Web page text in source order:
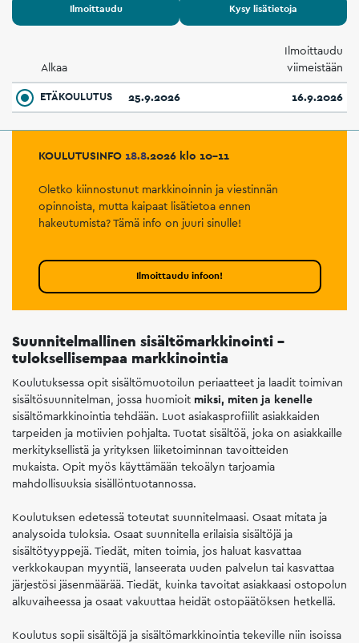
Ilmoittaudu Kysy lisätietoja
Alkaa
Ilmoittaudu
viimeistään
ETÄKOULUTUS 25.9.2026 16.9.2026
KOULUTUSINFO 18.8.2026 klo 10–11
Oletko kiinnostunut markkinoinnin ja viestinnän
opinnoista, mutta kaipaat lisätietoa ennen
hakeutumista? Tämä info on juuri sinulle!
Ilmoittaudu infoon!
Suunnitelmallinen sisältömarkkinointi –
tuloksellisempaa markkinointia
Koulutuksessa opit sisältömuotoilun periaatteet ja laadit toimivan
sisältösuunnitelman, jossa huomioit miksi, miten ja kenelle
sisältömarkkinointia tehdään. Luot asiakasprofiilit asiakkaiden
tarpeiden ja motiivien pohjalta. Tuotat sisältöä, joka on asiakkaille
merkityksellistä ja yrityksen liiketoiminnan tavoitteiden
mukaista. Opit myös käyttämään tekoälyn tarjoamia
mahdollisuuksia sisällöntuotannossa.
Koulutuksen edetessä toteutat suunnitelmaasi. Osaat mitata ja
analysoida tuloksia. Osaat suunnitella erilaisia sisältöjä ja
sisältötyyppejä. Tiedät, miten toimia, jos haluat kasvattaa
verkkokaupan myyntiä, lanseerata uuden palvelun tai kasvattaa
järjestösi jäsenmäärää. Tiedät, kuinka tavoitat asiakkaasi ostopolun
alkuvaiheessa ja osaat vakuuttaa heidät ostopäätöksen hetkellä.
Koulutus sopii sisältöjä ja sisältömarkkinointia tekeville niin isoissa